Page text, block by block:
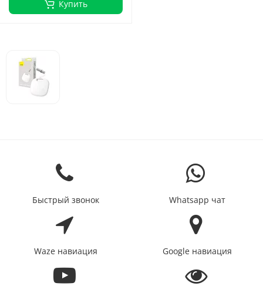
Купить
Быстрый звонок Whatsapp чат
Waze навиация Google навиация